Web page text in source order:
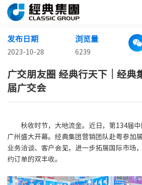
发布日期
2023-10-28
浏览量
6239
广交朋友圈 经典行天下｜经典
届广交会
秋收时节，大地流金。近日，第134届
广州盛大开幕。经典集团营销团队赴粤参加
业务洽谈、客户会见，进一步拓展国际市场
约订单的双丰收。